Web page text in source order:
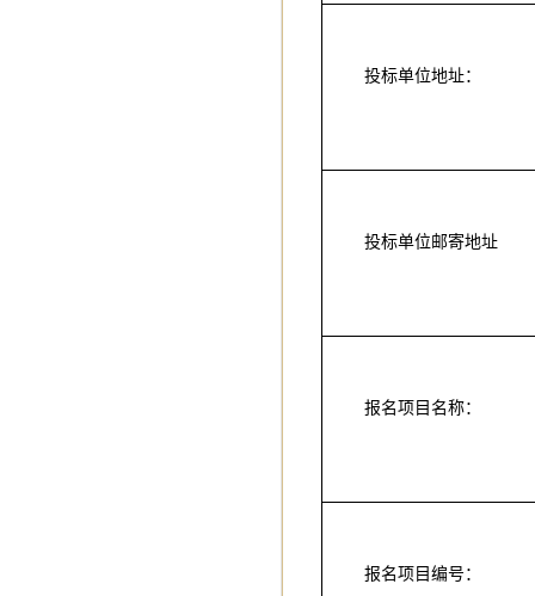
投标单位地址：
投标单位邮寄地址
报名项目名称：
报名项目编号：